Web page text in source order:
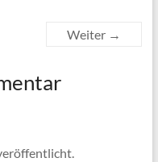
Weiter →